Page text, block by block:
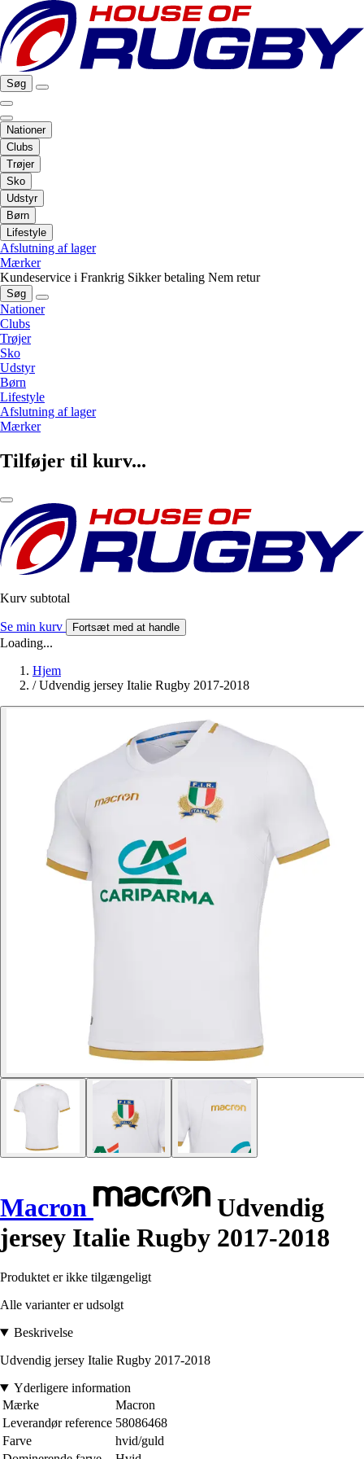
Søg
Nationer
Clubs
Trøjer
Sko
Udstyr
Børn
Lifestyle
Afslutning af lager
Mærker
Kundeservice i Frankrig Sikker betaling Nem retur
Søg
Nationer
Clubs
Trøjer
Sko
Udstyr
Børn
Lifestyle
Afslutning af lager
Mærker
Tilføjer til kurv...
Kurv subtotal
Se min kurv Fortsæt med at handle
Loading...
Hjem
/ Udvendig jersey Italie Rugby 2017-2018
Macron
Udvendig
jersey Italie Rugby 2017-2018
Produktet er ikke tilgængeligt
Alle varianter er udsolgt
Beskrivelse
Udvendig jersey Italie Rugby 2017-2018
Yderligere information
Mærke
Macron
Leverandør reference 58086468
Farve
hvid/guld